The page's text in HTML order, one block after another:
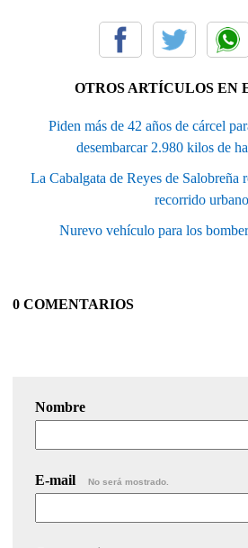
OTROS ARTÍCULOS EN
Piden más de 42 años de cárcel
desembarcar 2.980 kilos de
La Cabalgata de Reyes de Salobreña
recorrido urbano
Nurevo vehículo para los
0 COMENTARIOS
Nombre
E-mail No será mostrado.